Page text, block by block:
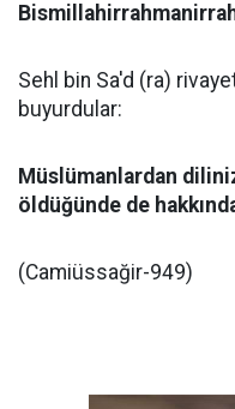
Sehl bin Sa'd (ra)
buyurdular:
Müslümanlardan
öldüğünde de
(Camiüssağir-949)